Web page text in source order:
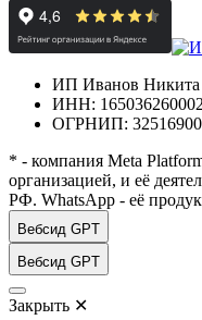
ИП Иванов Никита
ИНН: 165036260002
ОГРНИП:
* - компания Meta
организацией, и её
РФ. WhatsApp - её
Вебсид GPT
Вебсид GPT
Закрыть ✕